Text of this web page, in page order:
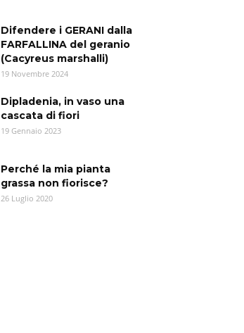
Difendere i GERANI dalla
FARFALLINA del geranio
(Cacyreus marshalli)
19 Novembre 2024
Dipladenia, in vaso una
cascata di fiori
19 Gennaio 2023
Perché la mia pianta
grassa non fiorisce?
26 Luglio 2020